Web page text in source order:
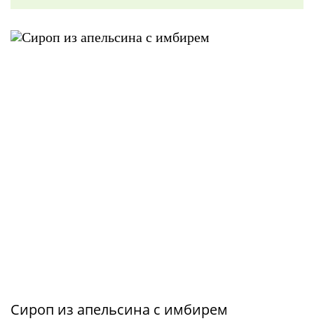
Сироп из апельсина с имбирем